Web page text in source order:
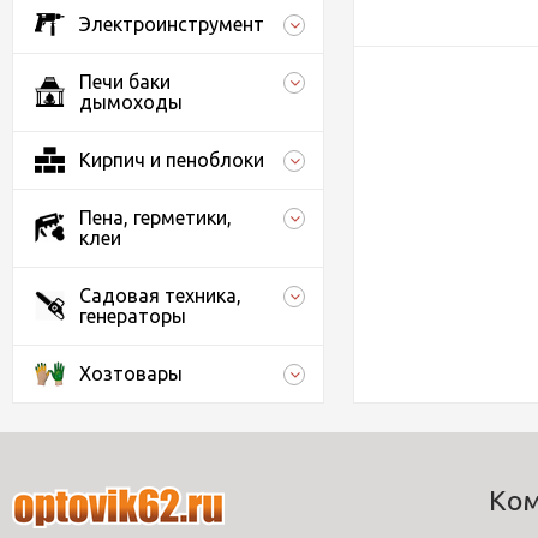
Электроинструмент
Печи баки
дымоходы
Кирпич и пеноблоки
Пена, герметики,
клеи
Садовая техника,
генераторы
Хозтовары